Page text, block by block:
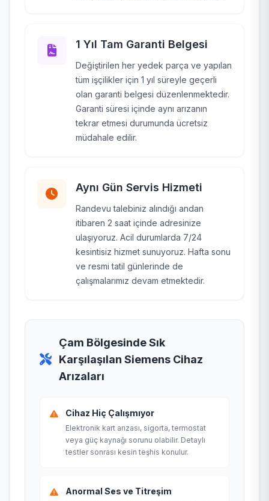
1 Yıl Tam Garanti Belgesi
Değiştirilen her yedek parça ve yapılan
tüm işçilikler için 1 yıl süreyle geçerli
olan garanti belgesi düzenlenmektedir.
Garanti süresi içinde aynı arızanın
tekrar etmesi durumunda ücretsiz
müdahale edilir.
Aynı Gün Servis Hizmeti
Randevu talebiniz alındığı andan
itibaren 2 saat içinde adresinize
ulaşıyoruz. Acil durumlarda 7/24
kesintisiz hizmet sunuyoruz. Hafta sonu
ve resmi tatil günlerinde de
çalışmalarımız devam etmektedir.
Çam Bölgesinde Sık
Karşılaşılan Siemens Cihaz
Arızaları
Cihaz Hiç Çalışmıyor
Elektronik kart arızası, sigorta, termostat
veya güç kaynağı sorunu olabilir. Detaylı
testler sonrası kesin teşhis konulur.
Anormal Ses ve Titreşim